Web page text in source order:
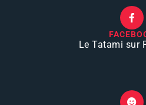
Le Tatami sur